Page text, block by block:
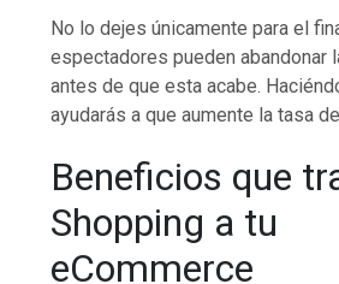
No lo dejes únicamente para el
espectadores pueden abandonar
antes de que esta acabe.
ayudarás a que aumente la tasa
Beneficios que
Shopping a tu
eCommerce